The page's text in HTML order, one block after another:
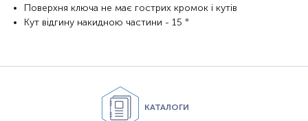
Поверхня ключа не має гострих кромок і кутів
Кут відгину накидною частини - 15 °
КАТАЛОГИ